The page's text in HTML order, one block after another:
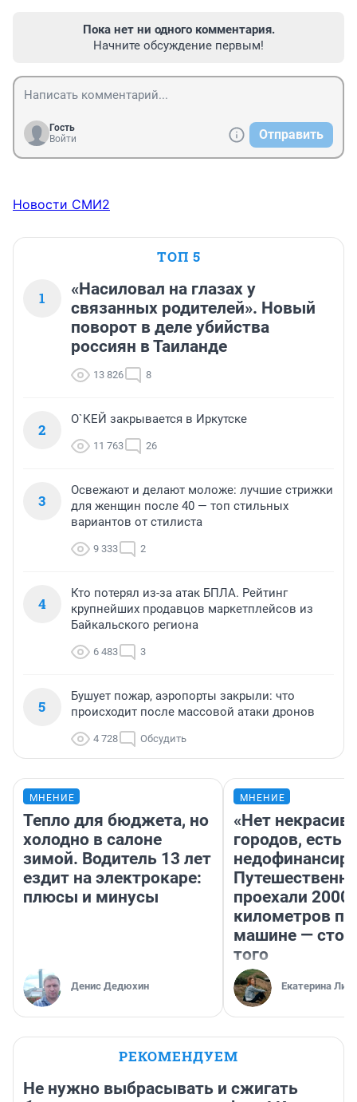
Пока нет ни одного комментария.
Начните обсуждение первым!
Гость
Войти
Отправить
Новости СМИ2
ТОП 5
1
«Насиловал на глазах у
связанных родителей». Новый
поворот в деле убийства
россиян в Таиланде
13 826 8
2
О`КЕЙ закрывается в Иркутске
11 763 26
3
Освежают и делают моложе: лучшие стрижки
для женщин после 40 — топ стильных
вариантов от стилиста
9 333 2
4
Кто потерял из-за атак БПЛА. Рейтинг
крупнейших продавцов маркетплейсов из
Байкальского региона
6 483 3
5
Бушует пожар, аэропорты закрыли: что
происходит после массовой атаки дронов
4 728 Обсудить
МНЕНИЕ
Тепло для бюджета, но
холодно в салоне
зимой. Водитель 13 лет
ездит на электрокаре:
плюсы и минусы
Денис Дедюхин
МНЕНИЕ
«Нет
городов, есть
проехали 2000
километров по
машине —
того
Екатерина
РЕКОМЕНДУЕМ
Не нужно выбрасывать и сжигать